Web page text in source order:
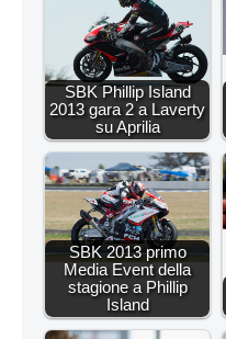
SBK Phillip Island
2013 gara 2 a Laverty
su Aprilia
SBK 2013 primo
Media Event della
stagione a Phillip
Island